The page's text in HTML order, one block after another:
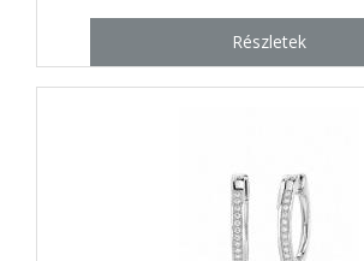
Részletek